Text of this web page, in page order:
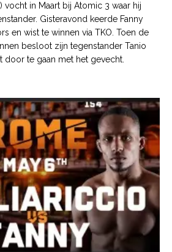
vocht in Maart bij Atomic 3 waar hij
Gisteravond keerde Fanny
en wist te winnen via TKO. Toen de
besloot zijn tegenstander Tanio
door te gaan met het gevecht.